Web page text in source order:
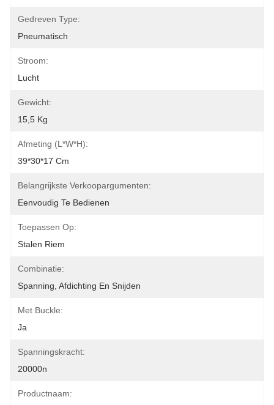
Gedreven Type:
Pneumatisch
Stroom:
Lucht
Gewicht:
15,5 Kg
Afmeting (L*W*H):
39*30*17 Cm
Belangrijkste Verkoopargumenten:
Eenvoudig Te Bedienen
Toepassen Op:
Stalen Riem
Combinatie:
Spanning, Afdichting En Snijden
Met Buckle:
Ja
Spanningskracht:
20000n
Productnaam: